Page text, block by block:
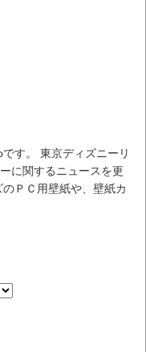
す。 東京ディズニーリ
に関するニュースを更
ＰＣ用壁紙や、壁紙カ